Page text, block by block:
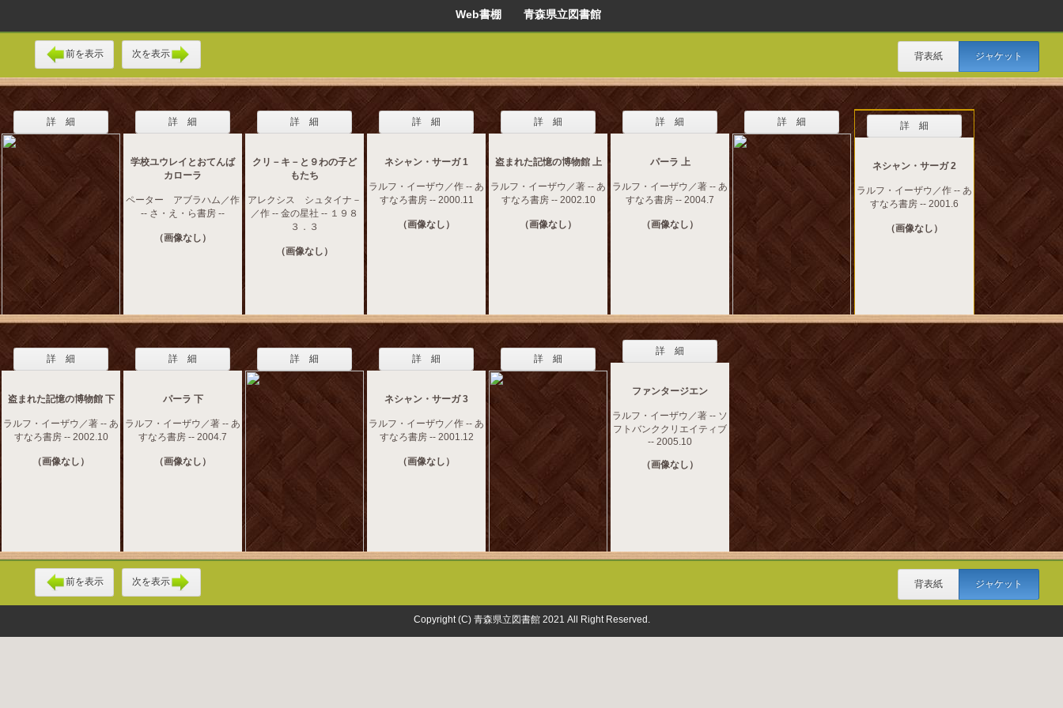
Web書棚 青森県立図書館
前を表示 次を表示 背表紙 ジャケット
詳 細 詳 細
学校ユウレイとおてんば
カローラ
ペーター アブラハム／作
-- さ・え・ら書房 --
（画像なし）
詳 細
クリ－キ－と９わの子ど
もたち
アレクシス シュタイナ－
／作 -- 金の星社 -- １９８
３．３
（画像なし）
詳 細
ネシャン・サーガ 1
ラルフ・イーザウ／作 -- あ
すなろ書房 -- 2000.11
（画像なし）
詳 細
盗まれた記憶の博物館 上
ラルフ・イーザウ／著 -- あ
すなろ書房 -- 2002.10
（画像なし）
詳 細
パーラ 上
ラルフ・イーザウ／著 -- あ
すなろ書房 -- 2004.7
（画像なし）
詳 細 詳 細
ネシャン・サーガ 2
ラルフ・イーザウ／作 -- あ
すなろ書房 -- 2001.6
（画像なし）
詳 細
盗まれた記憶の博物館 下
ラルフ・イーザウ／著 -- あ
すなろ書房 -- 2002.10
（画像なし）
詳 細
パーラ 下
ラルフ・イーザウ／著 -- あ
すなろ書房 -- 2004.7
（画像なし）
詳 細 詳 細
ネシャン・サーガ 3
ラルフ・イーザウ／作 -- あ
すなろ書房 -- 2001.12
（画像なし）
詳 細
詳 細
ファンタージエン
ラルフ・イーザウ／著 -- ソ
フトバンククリエイティブ
-- 2005.10
（画像なし）
前を表示 次を表示 背表紙 ジャケット
Copyright (C) 青森県立図書館 2021 All Right Reserved.